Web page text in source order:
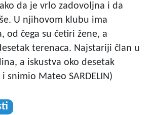
da je vrlo zadovoljna i da
U njihovom klubu ima
od čega su četiri žene, a
terenaca. Najstariji član u
a iskustva oko desetak
snimio Mateo SARDELIN)